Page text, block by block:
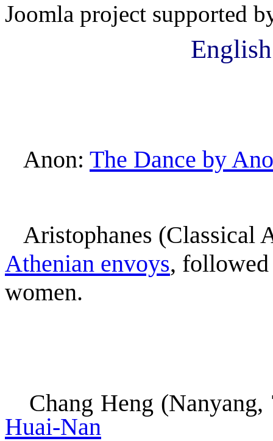
Joomla project supported
Anon: The Dance by
Aristophanes (Classical
Athenian envoys,
women.
Chang Heng
Huai-Nan